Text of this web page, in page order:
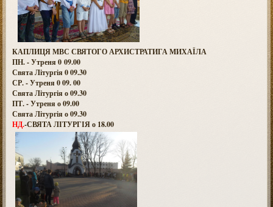
КАПЛИЦЯ МВС СВЯТОГО АРХИСТРАТИГА МИХАЇЛА
ПН. - Утреня 0 09.00
Свята Літургія 0 09.30
СР. - Утреня 0 09. 00
Свята Літургія о 09.30
ПТ. - Утреня о 09.00
Свята Літургія о 09.30
НД.-СВЯТА ЛІТУРГІЯ о 18.00